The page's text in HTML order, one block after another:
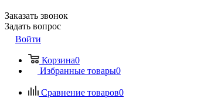
Заказать звонок
Задать вопрос
Войти
Корзина0
Избранные товары0
Сравнение товаров0